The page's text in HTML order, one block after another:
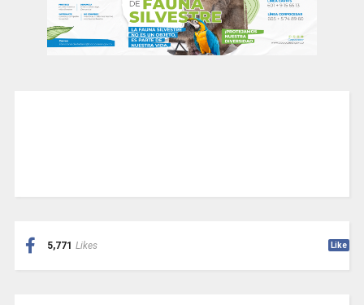
5,771 Likes Like